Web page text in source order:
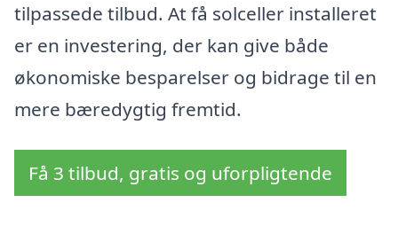
tilpassede tilbud. At få solceller installeret
er en investering, der kan give både
økonomiske besparelser og bidrage til en
mere bæredygtig fremtid.
Få 3 tilbud, gratis og uforpligtende